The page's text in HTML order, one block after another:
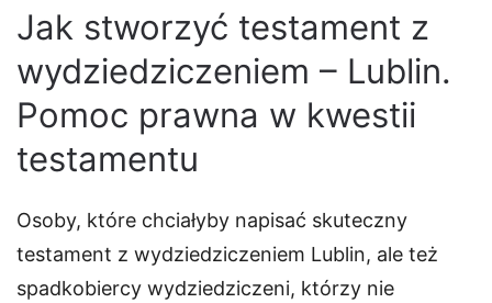
Jak stworzyć testament z
wydziedziczeniem – Lublin.
Pomoc prawna w kwestii
testamentu
Osoby, które chciałyby napisać skuteczny
testament z wydziedziczeniem Lublin, ale też
spadkobiercy wydziedziczeni, którzy nie